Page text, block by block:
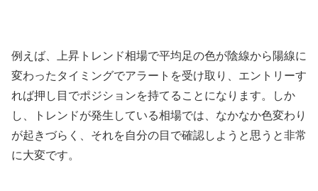
例えば、上昇トレンド相場で平均足の色が陰線から陽線に
変わったタイミングでアラートを受け取り、エントリーす
れば押し目でポジションを持てることになります。しか
し、トレンドが発生している相場では、なかなか色変わり
が起きづらく、それを自分の目で確認しようと思うと非常
に大変です。